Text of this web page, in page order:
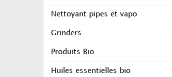
Nettoyant pipes et vapo
Grinders
Produits Bio
Huiles essentielles bio